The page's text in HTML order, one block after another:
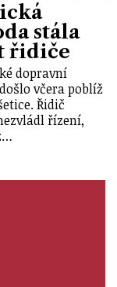
stála
řidiče
dopravní
včera poblíž
Řidič
řízení,